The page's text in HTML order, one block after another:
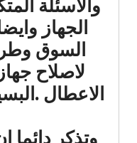
والاسئلة
الجهاز
السوق
لاصلاح
الاعطال
وتذكر دائما